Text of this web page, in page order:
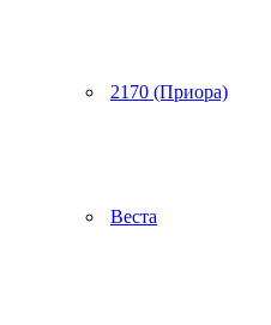
2170 (Приора)
Веста